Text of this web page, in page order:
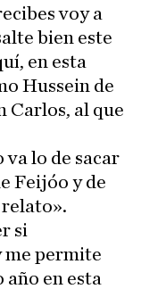
voy a
bien este
en esta
Hussein de
Carlos, al que
lo de sacar
Feijóo y de
si
me permite
en esta